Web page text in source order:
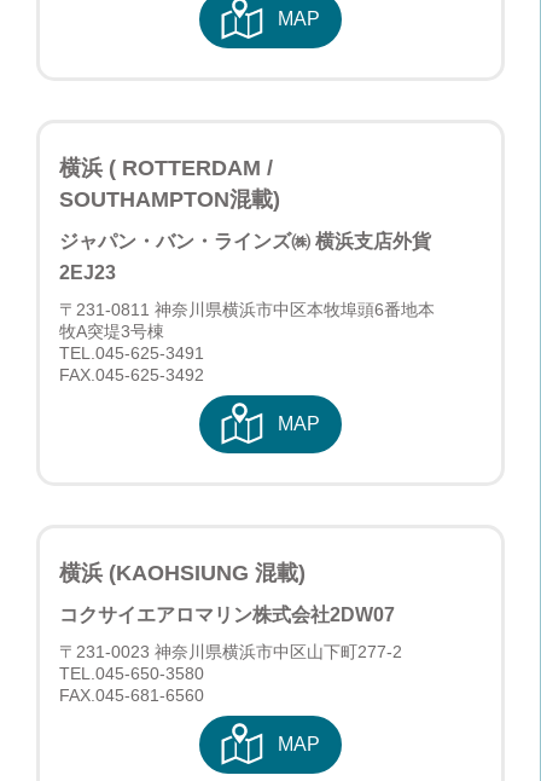
MAP
横浜 ( ROTTERDAM /
SOUTHAMPTON混載)
ジャパン・バン・ラインズ㈱ 横浜支店外貨
2EJ23
〒231-0811 神奈川県横浜市中区本牧埠頭6番地本
牧A突堤3号棟
TEL.045-625-3491
FAX.045-625-3492
MAP
横浜 (KAOHSIUNG 混載)
コクサイエアロマリン株式会社2DW07
〒231-0023 神奈川県横浜市中区山下町277-2
TEL.045-650-3580
FAX.045-681-6560
MAP